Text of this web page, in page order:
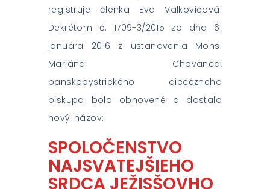
registruje členka Eva Valkovičová.
Dekrétom č. 1709-3/2015 zo dňa 6.
januára 2016 z ustanovenia Mons.
Mariána Chovanca,
banskobystrického diecézneho
biskupa bolo obnovené a dostalo
nový názov:
SPOLOČENSTVO
NAJSVATEJŠIEHO
SRDCA JEŽISŠOVHO